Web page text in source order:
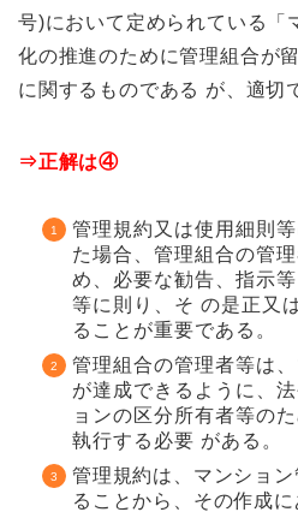
号)において定められている「
化の推進のために管理組合が
に関するものである が、適切
⇒正解は④
管理規約又は使用細則
た場合、管理組合の管
め、必要な勧告、指示
等に則り、そ の是正又
ることが重要である。
管理組合の管理者等は
が達成できるように、
ョンの区分所有者等の
執行する必要 がある。
管理規約は、マンショ
ることから、その作成